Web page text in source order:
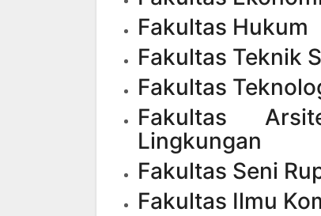
Fakultas Hukum
Fakultas Teknik
Fakultas
Fakultas
Lingkungan
Fakultas Seni
Fakultas Ilmu